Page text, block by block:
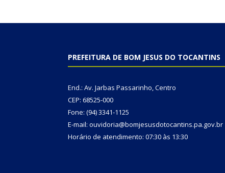
PREFEITURA DE BOM JESUS DO TOCANTINS
End.: Av. Jarbas Passarinho, Centro
CEP: 68525-000
Fone: (94) 3341-1125
E-mail: ouvidoria@bomjesusdotocantins.pa.gov.br
Horário de atendimento: 07:30 às 13:30